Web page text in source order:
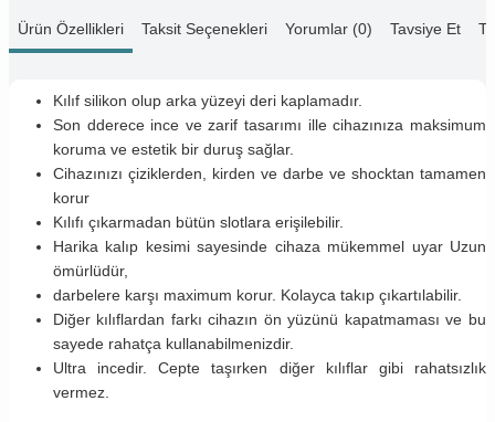
Ürün Özellikleri Taksit Seçenekleri Yorumlar (0) Tavsiye Et
Kılıf silikon olup arka yüzeyi deri kaplamadır.
Son dderece ince ve zarif tasarımı ille cihazınıza maksimum
koruma ve estetik bir duruş sağlar.
Cihazınızı çiziklerden, kirden ve darbe ve shocktan tamamen
korur
Kılıfı çıkarmadan bütün slotlara erişilebilir.
Harika kalıp kesimi sayesinde cihaza mükemmel uyar Uzun
ömürlüdür,
darbelere karşı maximum korur. Kolayca takıp çıkartılabilir.
Diğer kılıflardan farkı cihazın ön yüzünü kapatmaması ve bu
sayede rahatça kullanabilmenizdir.
Ultra incedir. Cepte taşırken diğer kılıflar gibi rahatsızlık
vermez.